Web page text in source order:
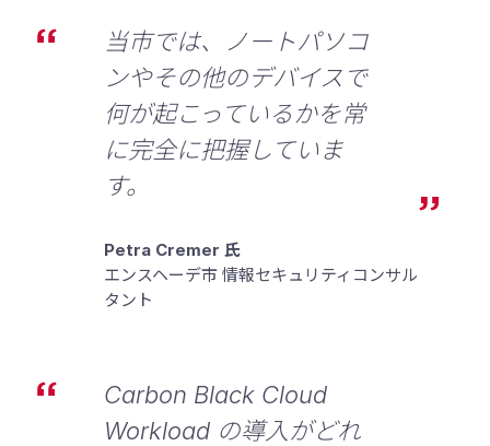
当市では、ノートパソコ
ンやその他のデバイスで
何が起こっているかを常
に完全に把握していま
す。
Petra Cremer 氏
エンスヘーデ市 情報セキュリティコンサル
タント
Carbon Black Cloud
Workload の導入がどれ